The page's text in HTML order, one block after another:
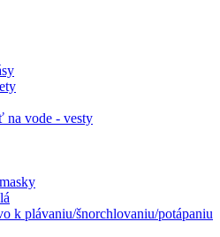
na vode - vesty
k plávaniu/šnorchlovaniu/potápaniu